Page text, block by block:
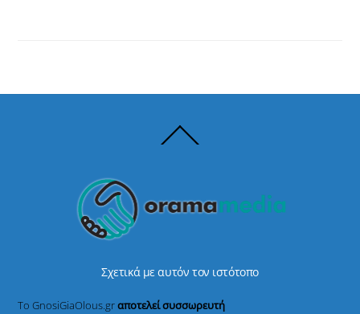
To
Σχετικά με αυτόν τον ιστότοπο
Το GnosiGiaOlous.grαποτελεί συσσωρευτή